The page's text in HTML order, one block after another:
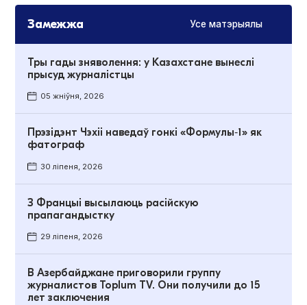
Замежжа Усе матэрыялы
Тры гады зняволення: у Казахстане вынеслі
прысуд журналістцы
05 жніўня, 2026
Прэзідэнт Чэхіі наведаў гонкі «Формулы‑1» як
фатограф
30 ліпеня, 2026
З Францыі высылаюць расійскую
прапагандыстку
29 ліпеня, 2026
В Азербайджане приговорили группу
журналистов Toplum TV. Они получили до 15
лет заключения